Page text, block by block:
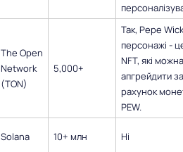
The Open
Network
(TON)
5,000+
Так, Pepe Wick
персонажі -
NFT, які можна
апгрейдити за
рахунок
PEW.
Solana 10+ млн Ні